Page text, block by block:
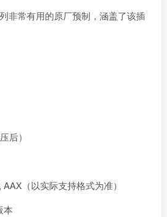
非常有用的原厂预制，涵盖了该插
后）
（以实际支持格式为准）
本